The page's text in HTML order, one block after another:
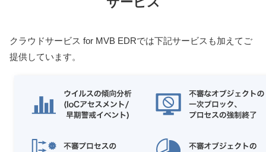
クラウドサービス for MVB EDRでは下記サービスも加えてご
提供しています。